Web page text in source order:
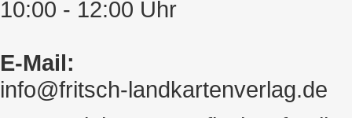
10:00 - 12:00 Uhr
E-Mail:
info@fritsch-landkartenverlag.de